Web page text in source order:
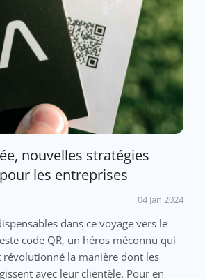
nouvelles stratégies
les entreprises
04 Jan 2024
dans ce voyage vers le
code QR, un héros méconnu qui
révolutionné la manière dont les
avec leur clientèle. Pour en